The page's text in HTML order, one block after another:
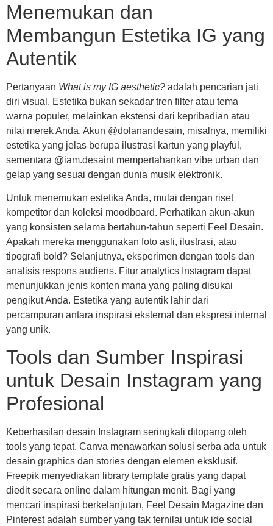
Menemukan dan
Membangun Estetika IG yang
Autentik
Pertanyaan What is my IG aesthetic? adalah pencarian jati
diri visual. Estetika bukan sekadar tren filter atau tema
warna populer, melainkan ekstensi dari kepribadian atau
nilai merek Anda. Akun @dolanandesain, misalnya, memiliki
estetika yang jelas berupa ilustrasi kartun yang playful,
sementara @iam.desaint mempertahankan vibe urban dan
gelap yang sesuai dengan dunia musik elektronik.
Untuk menemukan estetika Anda, mulai dengan riset
kompetitor dan koleksi moodboard. Perhatikan akun-akun
yang konsisten selama bertahun-tahun seperti Feel Desain.
Apakah mereka menggunakan foto asli, ilustrasi, atau
tipografi bold? Selanjutnya, eksperimen dengan tools dan
analisis respons audiens. Fitur analytics Instagram dapat
menunjukkan jenis konten mana yang paling disukai
pengikut Anda. Estetika yang autentik lahir dari
percampuran antara inspirasi eksternal dan ekspresi internal
yang unik.
Tools dan Sumber Inspirasi
untuk Desain Instagram yang
Profesional
Keberhasilan desain Instagram seringkali ditopang oleh
tools yang tepat. Canva menawarkan solusi serba ada untuk
desain graphics dan stories dengan elemen eksklusif.
Freepik menyediakan library template gratis yang dapat
diedit secara online dalam hitungan menit. Bagi yang
mencari inspirasi berkelanjutan, Feel Desain Magazine dan
Pinterest adalah sumber yang tak ternilai untuk ide social